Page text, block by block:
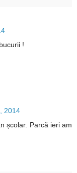
!
2014
școlar. Parcă ieri am